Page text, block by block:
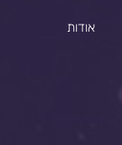
אודות